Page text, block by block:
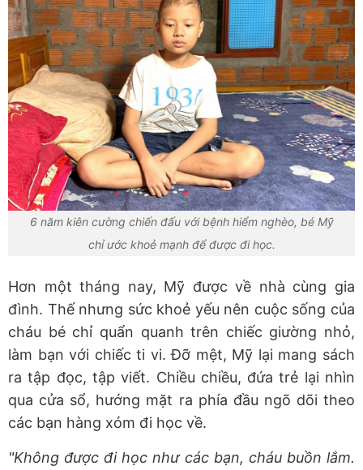
6 năm kiên cường chiến đấu với bệnh hiểm nghèo, bé Mỹ
chỉ ước khoẻ mạnh để được đi học.
Hơn một tháng nay, Mỹ được về nhà cùng gia
đình. Thế nhưng sức khoẻ yếu nên cuộc sống của
cháu bé chỉ quẩn quanh trên chiếc giường nhỏ,
làm bạn với chiếc ti vi. Đỡ mệt, Mỹ lại mang sách
ra tập đọc, tập viết. Chiều chiều, đứa trẻ lại nhìn
qua cửa sổ, hướng mặt ra phía đầu ngõ dõi theo
các bạn hàng xóm đi học về.
"Không được đi học như các bạn, cháu buồn lắm.